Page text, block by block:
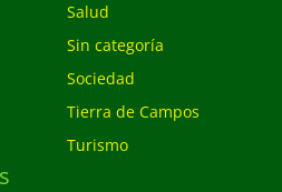
Salud
Sin categoría
Sociedad
Tierra de Campos
Turismo